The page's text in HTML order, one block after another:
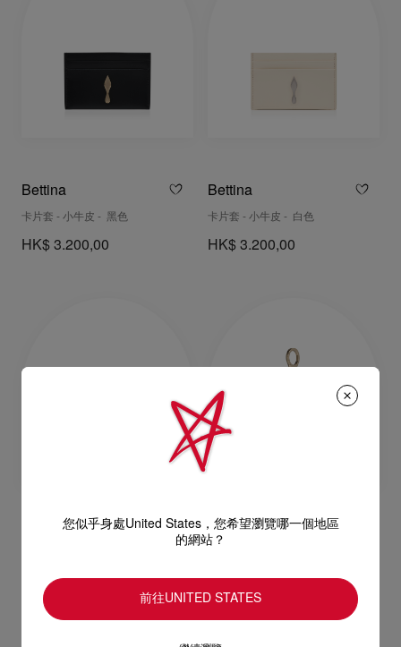
Bettina
卡片套 - 小牛皮 - 黑色
HK$ 3.200,00
Bettina
卡片套 - 小牛皮 - 白色
HK$ 3.200,00
HK$ 3.900,00
Bag Charm
HK$ 6.100,00
您似乎身處United States，您希望瀏覽哪一個地區
的網站？
前往UNITED STATES